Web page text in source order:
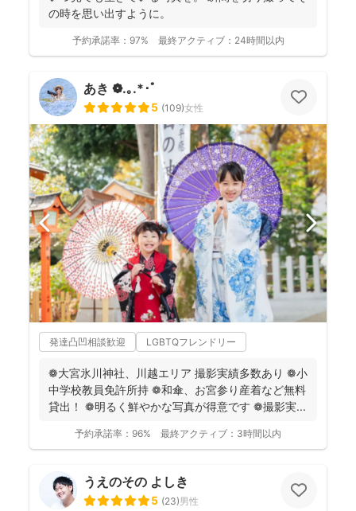
の時を思い出すように。
予約承諾率： 97% 最終アクティブ： 24時間以内
あき ❁.｡.*･ﾟ
5 (109)女性
発達凸凹相談歓迎 LGBTQフレンドリー
❁大宮氷川神社、川越エリア 撮影実績多数あり ❁小
中学校教員免許所持 ❁和傘、お宮参り産着など無料
貸出！ ❁明るく鮮やかな写真が得意です ❁撮影実...
予約承諾率： 96% 最終アクティブ： 3時間以内
うえのその よしき
5 (23)男性